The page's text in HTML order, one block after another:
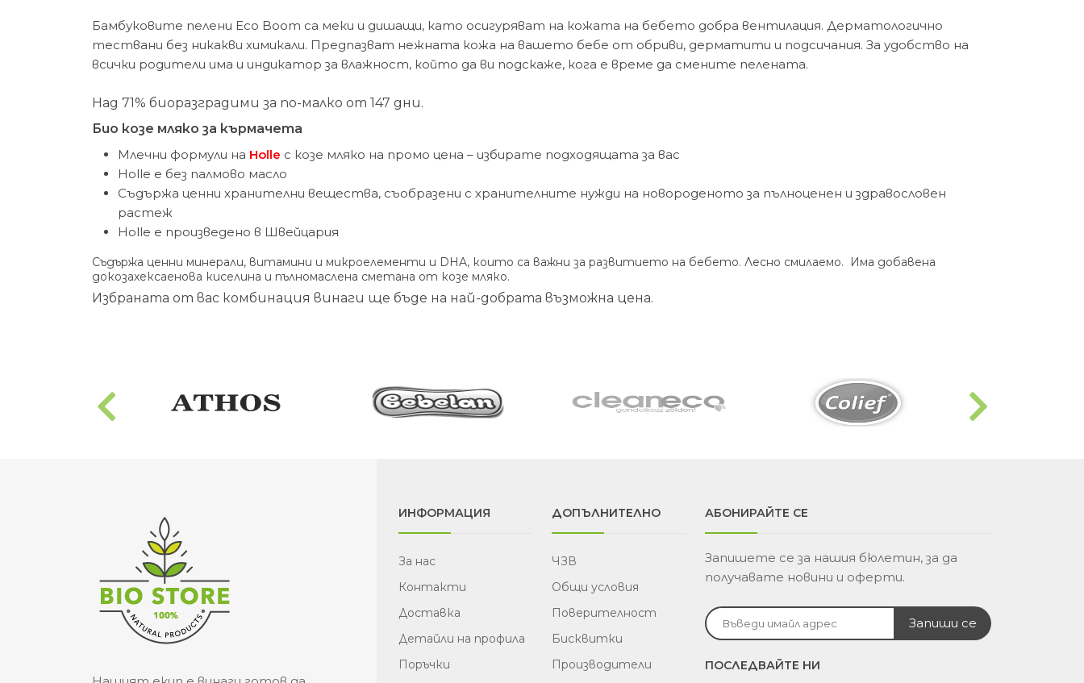
Бамбуковите пелени Eco Boom са меки и дишащи, като осигуряват на кожата на бебето добра вентилация. Дерматологично
тествани без никакви химикали. Предпазват нежната кожа на вашето бебе от обриви, дерматити и подсичания. За удобство на
всички родители има и индикатор за влажност, който да ви подскаже, кога е време да смените пелената.
Над 71% биоразградими за по-малко от 147 дни.
Био козе мляко за кърмачета
Млечни формули на Holle с козе мляко на промо цена – избирате подходящата за вас
Holle е без палмово масло
Съдържа ценни хранителни вещества, съобразени с хранителните нужди на новороденото за пълноценен и здравословен
растеж
Holle е произведено в Швейцария
Съдържа ценни минерали, витамини и микроелементи и DHA, които са важни за развитието на бебето. Лесно смилаемо. Има добавена
докозахексаенова киселина и пълномаслена сметана от козе мляко.
Избраната от вас комбинация винаги ще бъде на най-добрата възможна цена.
ИНФОРМАЦИЯ
За нас
Контакти
Доставка
Детайли на профила
Поръчки
ДОПЪЛНИТЕЛНО
ЧЗВ
Общи условия
Поверителност
Бисквитки
Производители
АБОНИРАЙТЕ СЕ
Запишете се за нашия бюлетин, за да
получавате новини и оферти.
ПОСЛЕДВАЙТЕ НИ